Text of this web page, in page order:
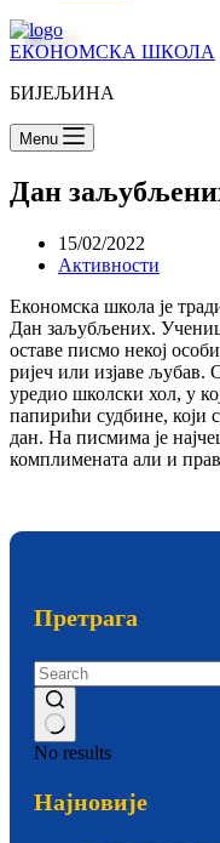
ЕКОНОМСКА ШКОЛА
БИЈЕЉИНА
Menu
Дан
15/02/2022
Активности
Економска школа је
Дан заљубљених.
оставе писмо некој
ријеч или изјаве љубав.
уредио школски хол, у
папирићи судбине, који
дан. На писмима је
комплимената али и
Претрага
No results
Најновије